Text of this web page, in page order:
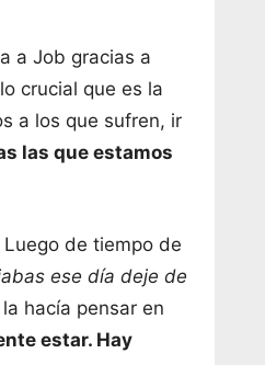
a Job gracias a
crucial que es la
a los que sufren, ir
las que estamos
de tiempo de
ese día deje de
hacía pensar en
estar. Hay